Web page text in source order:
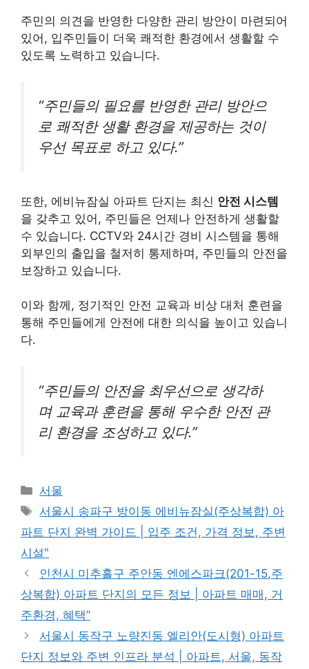
주민의 의견을 반영한 다양한 관리 방안이 마련되어
있어, 입주민들이 더욱 쾌적한 환경에서 생활할 수
있도록 노력하고 있습니다.
“주민들의 필요를 반영한 관리 방안으
로 쾌적한 생활 환경을 제공하는 것이
우선 목표로 하고 있다.”
또한, 에비뉴잠실 아파트 단지는 최신 안전 시스템
을 갖추고 있어, 주민들은 언제나 안전하게 생활할
수 있습니다. CCTV와 24시간 경비 시스템을 통해
외부인의 출입을 철저히 통제하며, 주민들의 안전을
보장하고 있습니다.
이와 함께, 정기적인 안전 교육과 비상 대처 훈련을
통해 주민들에게 안전에 대한 의식을 높이고 있습니
다.
“주민들의 안전을 최우선으로 생각하
며 교육과 훈련을 통해 우수한 안전 관
리 환경을 조성하고 있다.”
Categories
서울
Tags
서울시 송파구 방이동 에비뉴잠실(주상복합) 아
파트 단지 완벽 가이드 | 입주 조건, 가격 정보, 주변
시설"
인천시 미추홀구 주안동 엔에스파크(201-15,주
상복합) 아파트 단지의 모든 정보 | 아파트 매매, 거
주환경, 혜택”
서울시 동작구 노량진동 엘리안(도시형) 아파트
단지 정보와 주변 인프라 분석 | 아파트, 서울, 동작